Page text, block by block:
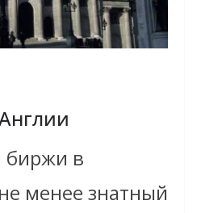
биржи в
менее знатный